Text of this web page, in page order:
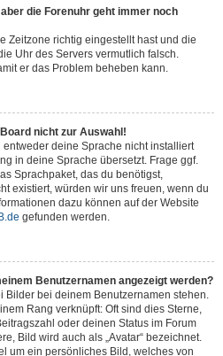
die Forenuhr geht immer noch
Zeitzone richtig eingestellt hast und die
Uhr des Servers vermutlich falsch.
er das Problem beheben kann.
nicht zur Auswahl!
deine Sprache nicht installiert
in deine Sprache übersetzt. Frage ggf.
Sprachpaket, das du benötigst,
existiert, würden wir uns freuen, wenn du
dazu können auf der Website
gefunden werden.
Benutzernamen angezeigt werden?
Bilder bei deinem Benutzernamen stehen.
Rang verknüpft: Oft sind dies Sterne,
oder deinen Status im Forum
Bild wird auch als „Avatar“ bezeichnet.
um ein persönliches Bild, welches von